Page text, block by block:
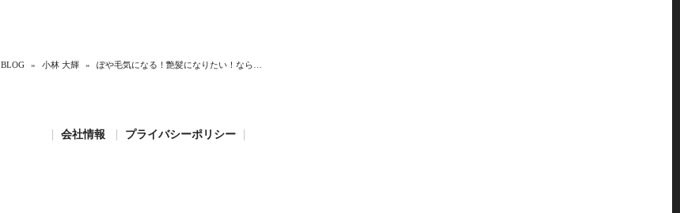
BLOG » 小林 大輝 » ぽや毛気になる！艶髪になりたい！なら…
会社情報 プライバシーポリシー